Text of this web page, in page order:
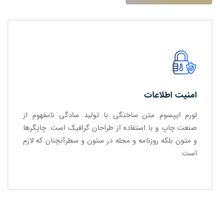
امنیت اطلاعات
لورم ایپسوم متن ساختگی با تولید سادگی نامفهوم از
صنعت چاپ و با استفاده از طراحان گرافیک است. چاپگرها
و متون بلکه روزنامه و مجله در ستون و سطرآنچنان که لازم
است.